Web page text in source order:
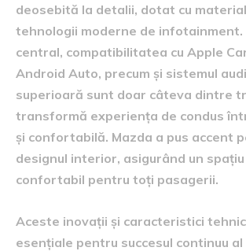
deosebită la detalii, dotat cu
tehnologii moderne de infotainment.
central, compatibilitatea cu Apple
Android Auto, precum și sistemul
superioară sunt doar câteva dintre
transformă experiența de condus
și confortabilă. Mazda a pus accent
designul interior, asigurând un
confortabil pentru toți pasagerii.
Aceste inovații și caracteristici
esențiale pentru succesul continuu al